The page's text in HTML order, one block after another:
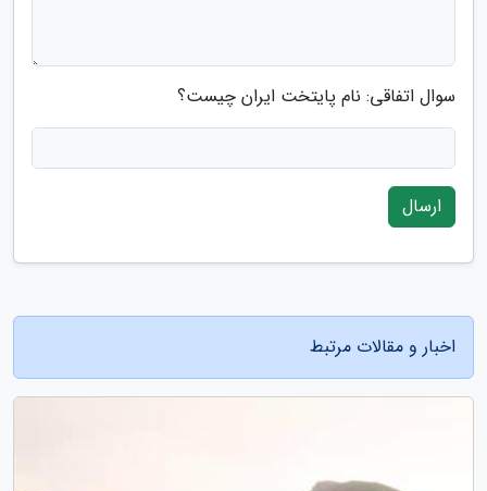
سوال اتفاقی: نام پایتخت ایران چیست؟
ارسال
اخبار و مقالات مرتبط